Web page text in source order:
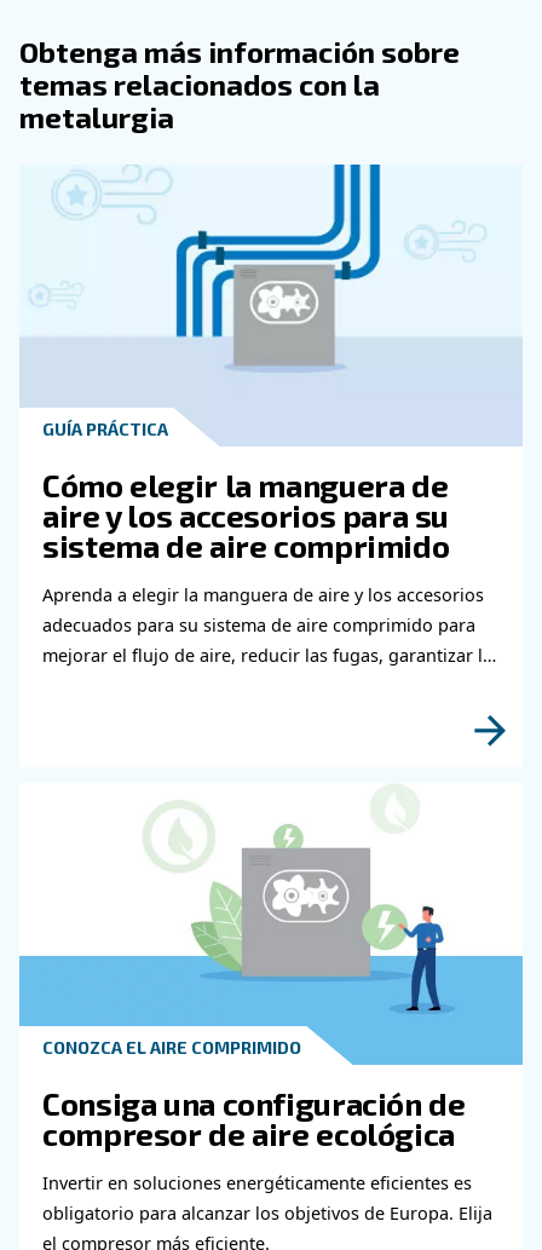
Póngase en contacto con
¿Necesita más información sobre nuestros
Rellene este formulario con la mayor cantidad
detalles posible y nuestros expertos podrán
en contacto con usted lo antes posible.
¡Descubra más con nuestros expertos!